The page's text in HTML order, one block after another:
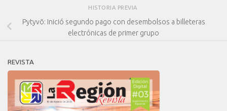
HISTORIA PREVIA
Pytyvõ: Inició segundo pago con desembolsos a billeteras
electrónicas de primer grupo
REVISTA